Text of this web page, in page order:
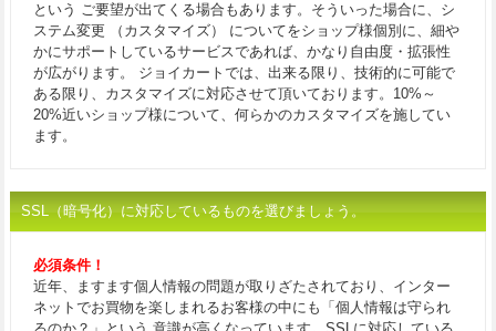
という ご要望が出てくる場合もあります。そういった場合に、シ
ステム変更 （カスタマイズ） についてをショップ様個別に、細や
かにサポートしているサービスであれば、かなり自由度・拡張性
が広がります。 ジョイカートでは、出来る限り、技術的に可能で
ある限り、カスタマイズに対応させて頂いております。10%～
20%近いショップ様について、何らかのカスタマイズを施してい
ます。
SSL（暗号化）に対応しているものを選びましょう。
必須条件！
近年、ますます個人情報の問題が取りざたされており、インター
ネットでお買物を楽しまれるお客様の中にも「個人情報は守られ